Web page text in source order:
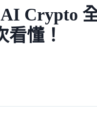
AI Crypto
看懂！